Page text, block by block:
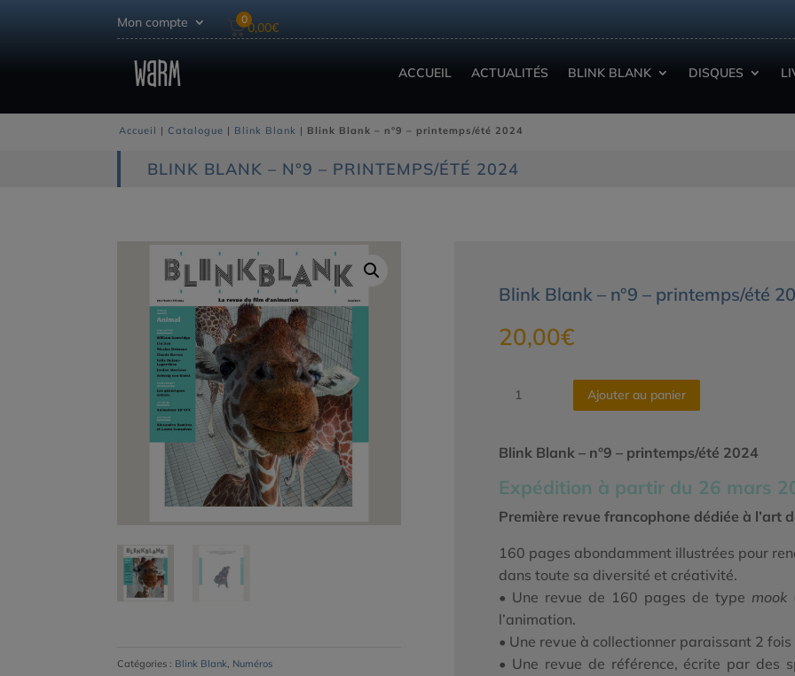
Mon compte 00,00€
ACCUEIL ACTUALITÉS BLINK BLANK DISQUES
Accueil |Catalogue | Blink Blank | Blink Blank – n°9 – printemps/été 2024
BLINK BLANK – N°9 – PRINTEMPS/ÉTÉ 2024
Catégories : Blink Blank, Numéros
Blink Blank – n°9 – printemps/été
20,00€
Blank
n°9
-
été
2024
Ajouter au panier
Blink Blank – n°9 – printemps/été 2024
Expédition à partir du 26 mars
Première revue francophone dédiée à l’art
160 pages abondamment illustrées pour
dans toute sa diversité et créativité.
• Une revue de 160 pages de type mook
l’animation.
• Une revue à collectionner paraissant 2 fois
• Une revue de référence, écrite par des